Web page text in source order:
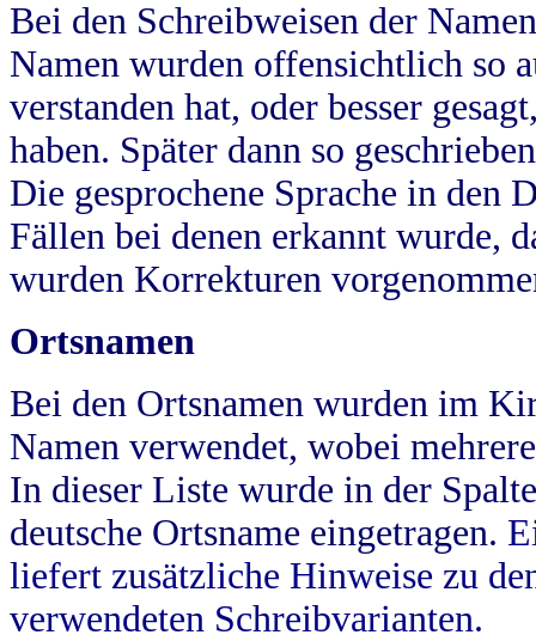
Bei den Schreibweisen der
Namen wurden offensichtlich so
verstanden hat, oder besser
haben. Später dann so
Die gesprochene Sprache in
Fällen bei denen erkannt wurde,
wurden Korrekturen
Ortsnamen
Bei den Ortsnamen wurden im
Namen verwendet, wobei
In dieser Liste wurde in der
deutsche Ortsname eingetragen.
liefert zusätzliche Hinweise zu
verwendeten Schreibvarianten.